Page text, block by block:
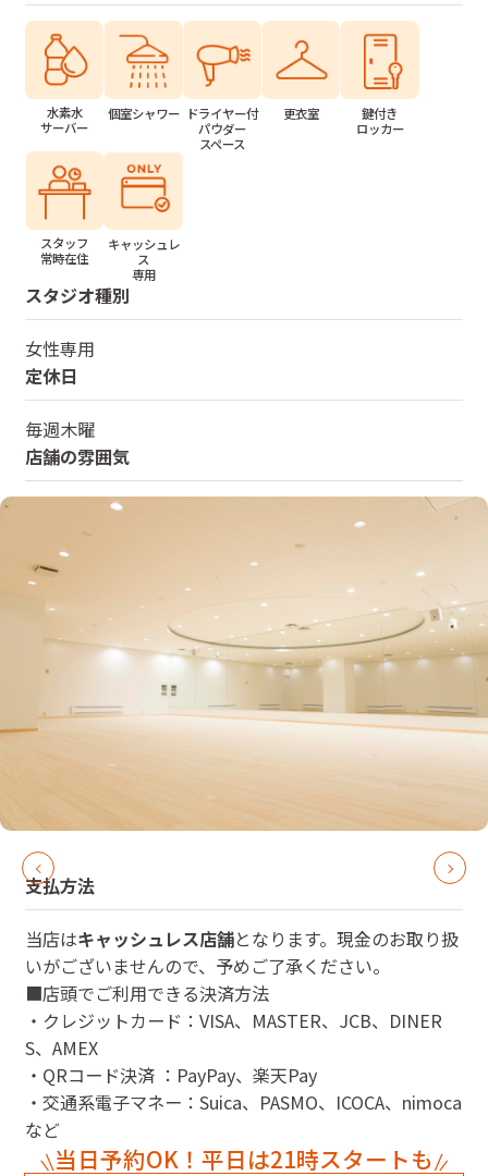
水素水
サーバー
個室シャワー ドライヤー付
パウダー
スペース
更衣室
鍵付き
ロッカー
スタッフ
常時在住
キャッシュレ
ス
専用
スタジオ種別
女性専用
定休日
毎週木曜
店舗の雰囲気
支払方法
当店はキャッシュレス店舗となります。現金のお取り扱
いがございませんので、予めご了承ください。
■店頭でご利用できる決済方法
・クレジットカード：VISA、MASTER、JCB、DINER
S、AMEX
・QRコード決済 ：PayPay、楽天Pay
・交通系電子マネー：Suica、PASMO、ICOCA、nimoca
など
当日予約OK！平日は21時スタートも